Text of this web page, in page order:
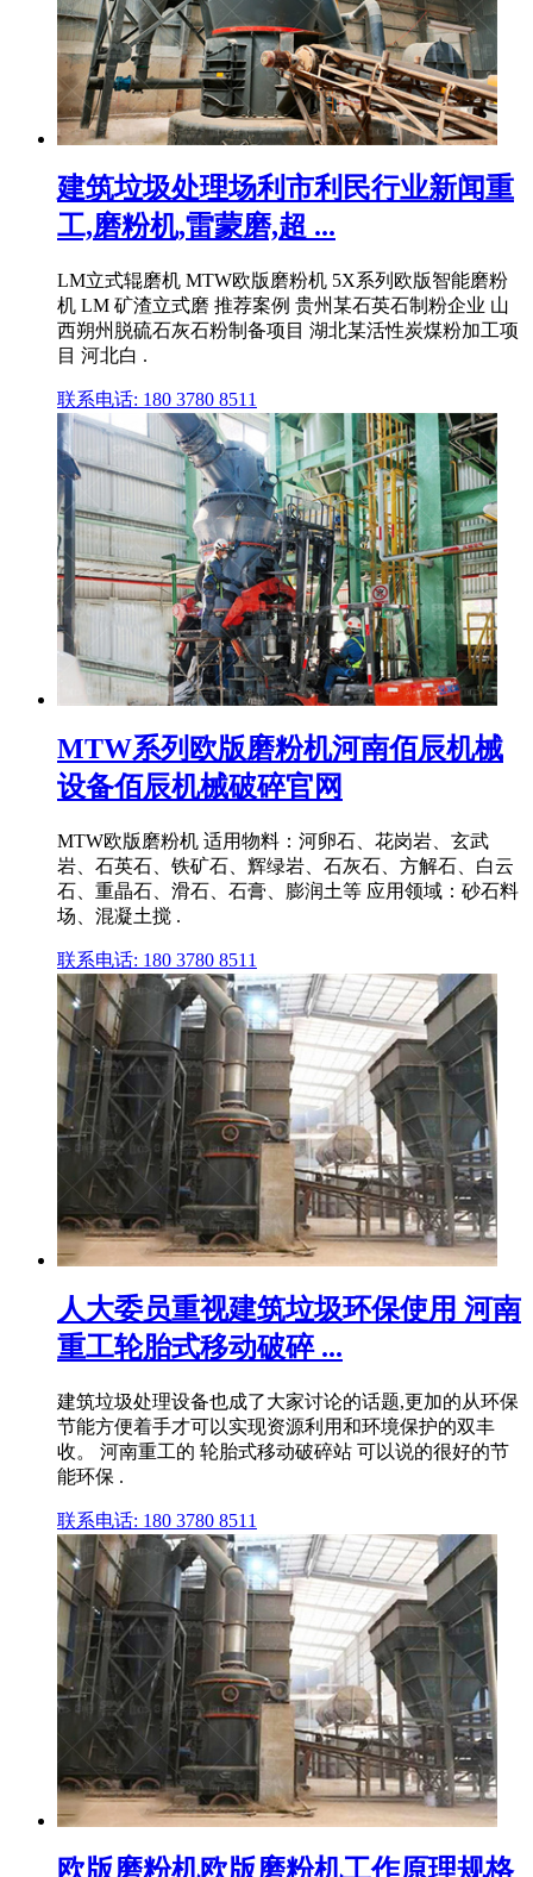
建筑垃圾处理场利市利民行业新闻重
工,磨粉机,雷蒙磨,超 ...
LM立式辊磨机 MTW欧版磨粉机 5X系列欧版智能磨粉
机 LM 矿渣立式磨 推荐案例 贵州某石英石制粉企业 山
西朔州脱硫石灰石粉制备项目 湖北某活性炭煤粉加工项
目 河北白 .
联系电话: 180 3780 8511
MTW系列欧版磨粉机河南佰辰机械
设备佰辰机械破碎官网
MTW欧版磨粉机 适用物料：河卵石、花岗岩、玄武
岩、石英石、铁矿石、辉绿岩、石灰石、方解石、白云
石、重晶石、滑石、石膏、膨润土等 应用领域：砂石料
场、混凝土搅 .
联系电话: 180 3780 8511
人大委员重视建筑垃圾环保使用 河南
重工轮胎式移动破碎 ...
建筑垃圾处理设备也成了大家讨论的话题,更加的从环保
节能方便着手才可以实现资源利用和环境保护的双丰
收。 河南重工的 轮胎式移动破碎站 可以说的很好的节
能环保 .
联系电话: 180 3780 8511
欧版磨粉机欧版磨粉机工作原理规格